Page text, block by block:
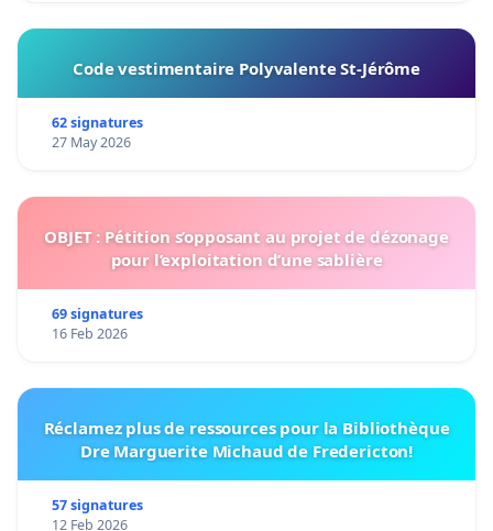
Code vestimentaire Polyvalente St-Jérôme
62 signatures
27 May 2026
OBJET : Pétition s’opposant au projet de dézonage
pour l’exploitation d’une sablière
69 signatures
16 Feb 2026
Réclamez plus de ressources pour la Bibliothèque
Dre Marguerite Michaud de Fredericton!
57 signatures
12 Feb 2026